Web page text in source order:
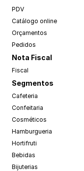
PDV
Catálogo online
Orçamentos
Pedidos
Nota Fiscal
Fiscal
Segmentos
Cafeteria
Confeitaria
Cosméticos
Hamburgueria
Hortifruti
Bebidas
Bijuterias